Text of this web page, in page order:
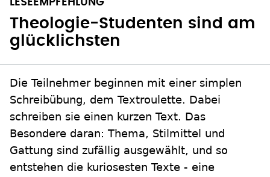
Theologie-Studenten sind am
glücklichsten
Die Teilnehmer beginnen mit einer simplen
Schreibübung, dem Textroulette. Dabei
schreiben sie einen kurzen Text. Das
Besondere daran: Thema, Stilmittel und
Gattung sind zufällig ausgewählt, und so
entstehen die kuriosesten Texte - eine